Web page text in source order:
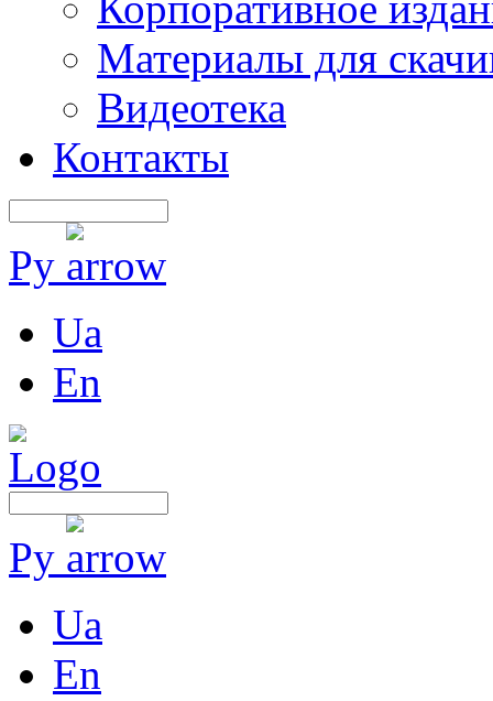
Материалы для
Видеотека
Контакты
Ру
Ua
En
Ру
Ua
En